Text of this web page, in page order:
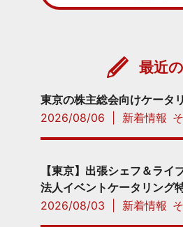
最近
東京の株主総会向けケータ
2026/08/06
新着情報
【東京】出張シェフ＆ライ
法人イベントケータリング
2026/08/03
新着情報